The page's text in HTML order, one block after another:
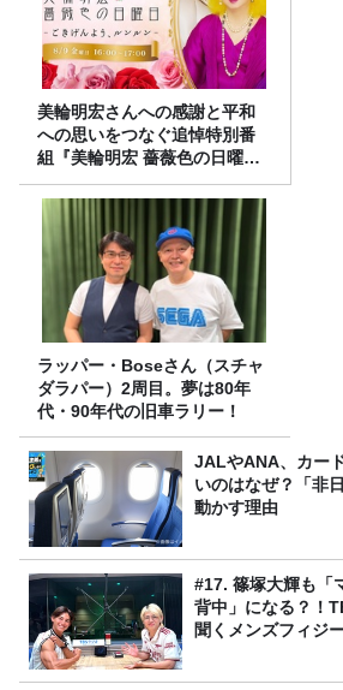
美輪明宏さんへの感謝と平和
への思いをつなぐ追悼特別番
組『美輪明宏 薔薇色の日曜日
～ごきげんよう、ルンルン
～』8/9（日）16時放送
ラッパー・Boseさん（スチャ
ダラパー）2周目。夢は80年
代・90年代の旧車ラリー！
JALやANA、カー
いのはなぜ？「非
動かす理由
#17. 篠塚大輝も「
背中」になる？！
聞くメンズフィジ